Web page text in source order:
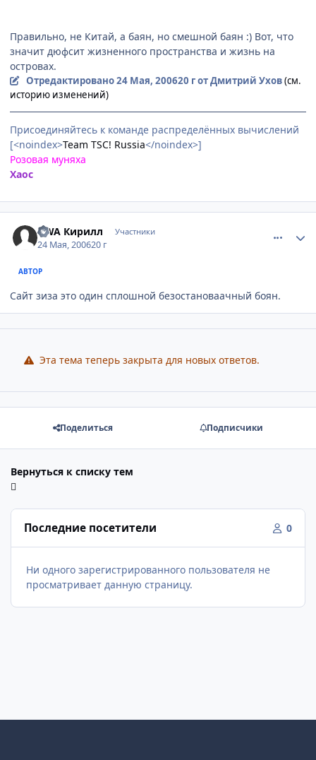
Правильно, не Китай, а баян, но смешной баян :) Вот, что
значит дюфсит жизненного пространства и жизнь на
островах.
Отредактировано24 Мая, 200620 гот Дмитрий Ухов(см.
историю изменений)
Присоединяйтесь к команде распределённых вычислений
[<noindex>Team TSC! Russia</noindex>]
Розовая муняха
Хаос
DWA Кирилл Участники
24 Мая, 200620 г
АВТОР
Сайт зиза это один сплошной безостановаачный боян.
Эта тема теперь закрыта для новых ответов.
Поделиться Подписчики
Вернуться к списку тем
Последние посетители 0
Ни одного зарегистрированного пользователя не
просматривает данную страницу.